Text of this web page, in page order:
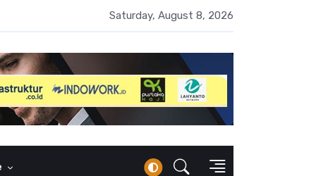
Syariah Lampaui Rp1.000 Triliun, Pangsa Pasar Masih
Saturday, August 8, 2026